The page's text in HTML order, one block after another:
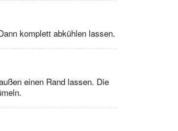
komplett abkühlen lassen.
einen Rand lassen. Die